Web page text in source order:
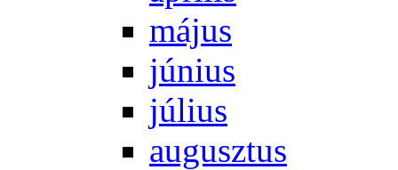
má­jus
jú­ni­us
jú­li­us
au­gusz­tus